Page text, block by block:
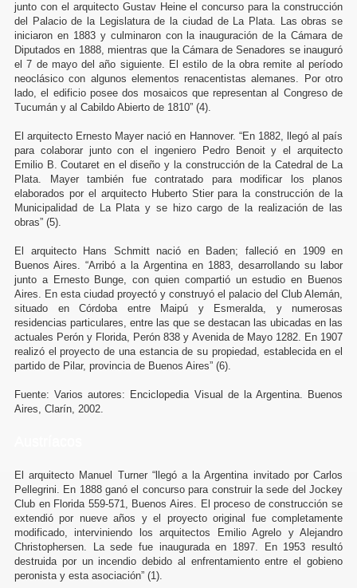
junto con el arquitecto Gustav Heine el concurso para la construcción
del Palacio de la Legislatura de la ciudad de La Plata. Las obras se
iniciaron en 1883 y culminaron con la inauguración de la Cámara de
Diputados en 1888, mientras que la Cámara de Senadores se inauguró
el 7 de mayo del año siguiente. El estilo de la obra remite al período
neoclásico con algunos elementos renacentistas alemanes. Por otro
lado, el edificio posee dos mosaicos que representan al Congreso de
Tucumán y al Cabildo Abierto de 1810” (4).
El arquitecto Ernesto Mayer nació en Hannover. “En 1882, llegó al país
para colaborar junto con el ingeniero Pedro Benoit y el arquitecto
Emilio B. Coutaret en el diseño y la construcción de la Catedral de La
Plata. Mayer también fue contratado para modificar los planos
elaborados por el arquitecto Huberto Stier para la construcción de la
Municipalidad de La Plata y se hizo cargo de la realización de las
obras” (5).
El arquitecto Hans Schmitt nació en Baden; falleció en 1909 en
Buenos Aires. “Arribó a la Argentina en 1883, desarrollando su labor
junto a Ernesto Bunge, con quien compartió un estudio en Buenos
Aires. En esta ciudad proyectó y construyó el palacio del Club Alemán,
situado en Córdoba entre Maipú y Esmeralda, y numerosas
residencias particulares, entre las que se destacan las ubicadas en las
actuales Perón y Florida, Perón 838 y Avenida de Mayo 1282. En 1907
realizó el proyecto de una estancia de su propiedad, establecida en el
partido de Pilar, provincia de Buenos Aires” (6).
Fuente: Varios autores: Enciclopedia Visual de la Argentina. Buenos
Aires, Clarín, 2002.
El arquitecto Manuel Turner “llegó a la Argentina invitado por Carlos
Pellegrini. En 1888 ganó el concurso para construir la sede del Jockey
Club en Florida 559-571, Buenos Aires. El proceso de construcción se
extendió por nueve años y el proyecto original fue completamente
modificado, interviniendo los arquitectos Emilio Agrelo y Alejandro
Christophersen. La sede fue inaugurada en 1897. En 1953 resultó
destruida por un incendio debido al enfrentamiento entre el gobieno
peronista y esta asociación” (1).